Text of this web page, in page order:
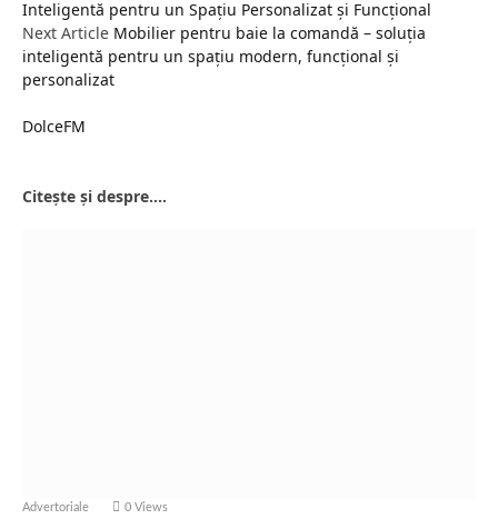
Inteligentă pentru un Spațiu Personalizat și Funcțional
Next Article Mobilier pentru baie la comandă – soluția
inteligentă pentru un spațiu modern, funcțional și
personalizat
DolceFM
Citește și despre....
Advertoriale 0 Views